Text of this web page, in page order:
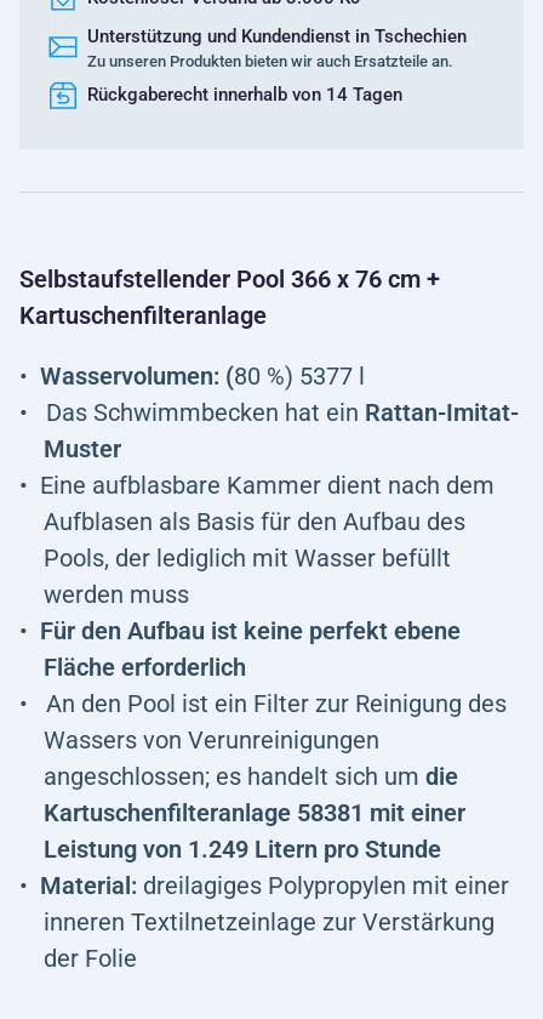
Unterstützung und Kundendienst in Tschechien
Zu unseren Produkten bieten wir auch Ersatzteile an.
Rückgaberecht innerhalb von 14 Tagen
Selbstaufstellender Pool 366 x 76 cm +
Kartuschenfilteranlage
Wasservolumen: (80 %) 5377 l
Das Schwimmbecken hat ein Rattan-Imitat-
Muster
Eine aufblasbare Kammer dient nach dem
Aufblasen als Basis für den Aufbau des
Pools, der lediglich mit Wasser befüllt
werden muss
Für den Aufbau ist keine perfekt ebene
Fläche erforderlich
An den Pool ist ein Filter zur Reinigung des
Wassers von Verunreinigungen
angeschlossen; es handelt sich um die
Kartuschenfilteranlage 58381 mit einer
Leistung von 1.249 Litern pro Stunde
Material: dreilagiges Polypropylen mit einer
inneren Textilnetzeinlage zur Verstärkung
der Folie